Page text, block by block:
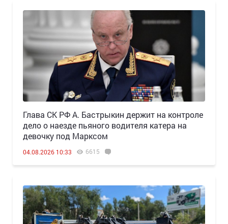
Глава СК РФ А. Бастрыкин держит на контроле
дело о наезде пьяного водителя катера на
девочку под Марксом
04.08.2026 10:33 6615